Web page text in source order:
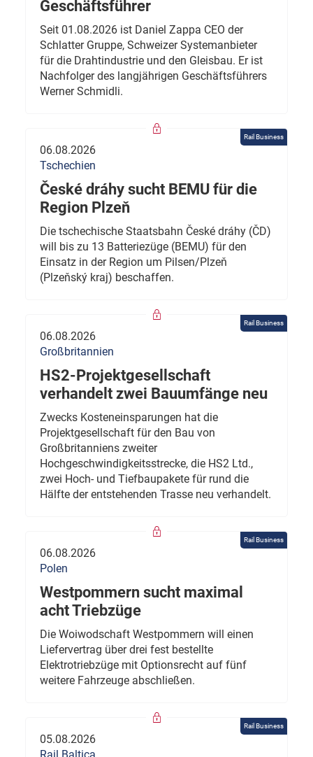
Geschäftsführer
Seit 01.08.2026 ist Daniel Zappa CEO der
Schlatter Gruppe, Schweizer Systemanbieter
für die Drahtindustrie und den Gleisbau. Er ist
Nachfolger des langjährigen Geschäftsführers
Werner Schmidli.
Rail Business
06.08.2026
Tschechien
České dráhy sucht BEMU für die
Region Plzeň
Die tschechische Staatsbahn České dráhy (ČD)
will bis zu 13 Batteriezüge (BEMU) für den
Einsatz in der Region um Pilsen/Plzeň
(Plzeňský kraj) beschaffen.
Rail Business
06.08.2026
Großbritannien
HS2-Projektgesellschaft
verhandelt zwei Bauumfänge neu
Zwecks Kosteneinsparungen hat die
Projektgesellschaft für den Bau von
Großbritanniens zweiter
Hochgeschwindigkeitsstrecke, die HS2 Ltd.,
zwei Hoch- und Tiefbaupakete für rund die
Hälfte der entstehenden Trasse neu verhandelt.
Rail Business
06.08.2026
Polen
Westpommern sucht maximal
acht Triebzüge
Die Woiwodschaft Westpommern will einen
Liefervertrag über drei fest bestellte
Elektrotriebzüge mit Optionsrecht auf fünf
weitere Fahrzeuge abschließen.
Rail Business
05.08.2026
Rail Baltica